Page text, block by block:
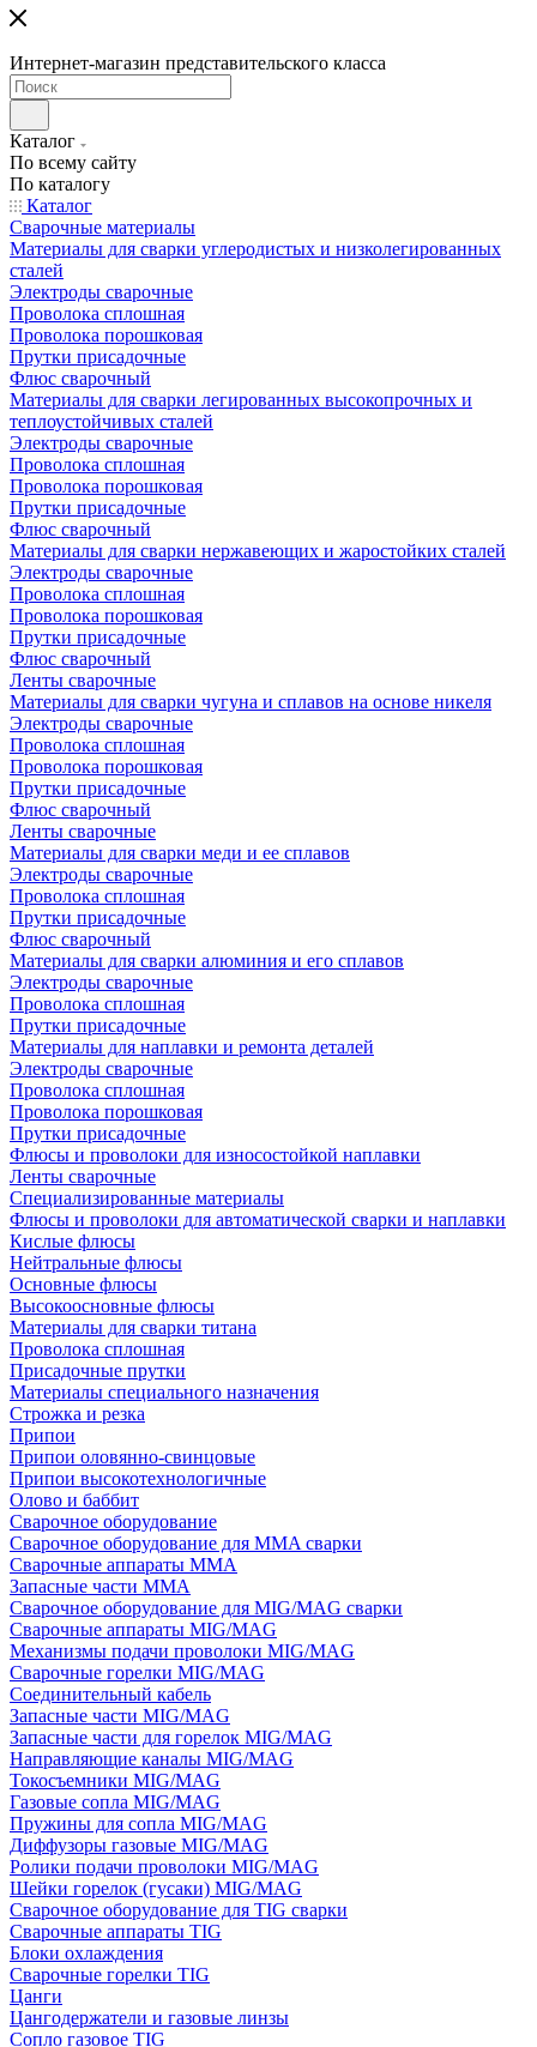
Интернет-магазин представительского класса
Каталог
По всему сайту
По каталогу
Каталог
Сварочные материалы
Материалы для сварки углеродистых и низколегированных
сталей
Электроды сварочные
Проволока сплошная
Проволока порошковая
Прутки присадочные
Флюс сварочный
Материалы для сварки легированных высокопрочных и
теплоустойчивых сталей
Электроды сварочные
Проволока сплошная
Проволока порошковая
Прутки присадочные
Флюс сварочный
Материалы для сварки нержавеющих и жаростойких сталей
Электроды сварочные
Проволока сплошная
Проволока порошковая
Прутки присадочные
Флюс сварочный
Ленты сварочные
Материалы для сварки чугуна и сплавов на основе никеля
Электроды сварочные
Проволока сплошная
Проволока порошковая
Прутки присадочные
Флюс сварочный
Ленты сварочные
Материалы для сварки меди и ее сплавов
Электроды сварочные
Проволока сплошная
Прутки присадочные
Флюс сварочный
Материалы для сварки алюминия и его сплавов
Электроды сварочные
Проволока сплошная
Прутки присадочные
Материалы для наплавки и ремонта деталей
Электроды сварочные
Проволока сплошная
Проволока порошковая
Прутки присадочные
Флюсы и проволоки для износостойкой наплавки
Ленты сварочные
Специализированные материалы
Флюсы и проволоки для автоматической сварки и наплавки
Кислые флюсы
Нейтральные флюсы
Основные флюсы
Высокоосновные флюсы
Материалы для сварки титана
Проволока сплошная
Присадочные прутки
Материалы специального назначения
Строжка и резка
Припои
Припои оловянно-свинцовые
Припои высокотехнологичные
Олово и баббит
Сварочное оборудование
Сварочное оборудование для MMA сварки
Сварочные аппараты MMA
Запасные части MMA
Сварочное оборудование для MIG/MAG сварки
Сварочные аппараты MIG/MAG
Механизмы подачи проволоки MIG/MAG
Сварочные горелки MIG/MAG
Соединительный кабель
Запасные части MIG/MAG
Запасные части для горелок MIG/MAG
Направляющие каналы MIG/MAG
Токосъемники MIG/MAG
Газовые сопла MIG/MAG
Пружины для сопла MIG/MAG
Диффузоры газовые MIG/MAG
Ролики подачи проволоки MIG/MAG
Шейки горелок (гусаки) MIG/MAG
Сварочное оборудование для TIG сварки
Сварочные аппараты TIG
Блоки охлаждения
Сварочные горелки TIG
Цанги
Цангодержатели и газовые линзы
Сопло газовое TIG